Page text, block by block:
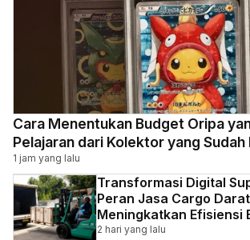
Cara Menentukan Budget Oripa
Pelajaran dari Kolektor yang Sudah
1 jam yang lalu
Transformasi Digital
Peran Jasa Cargo
Meningkatkan Efisiensi
Indonesia
2 hari yang lalu